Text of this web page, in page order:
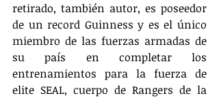
retirado, también autor, es poseedor
de un record Guinness y es el único
miembro de las fuerzas armadas de
su país en completar los
entrenamientos para la fuerza de
elite SEAL, cuerpo de Rangers de la